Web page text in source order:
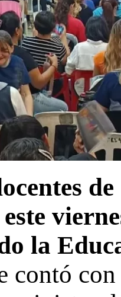
la
contó